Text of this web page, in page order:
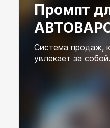
Промпт
Система продаж,
увлекает за